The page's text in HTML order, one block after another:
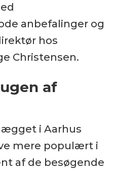
anbefalinger og
hos
Christensen.
af
i Aarhus
mere populært i
af de besøgende